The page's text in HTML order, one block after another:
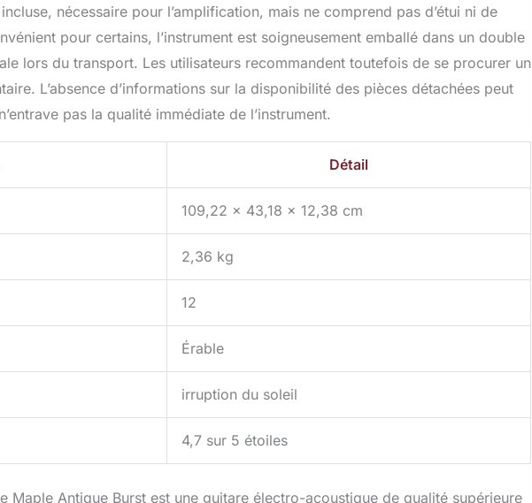
nécessaire pour l’amplification, mais ne comprend pas d’étui ni de
pour certains, l’instrument est soigneusement emballé dans un double
lors du transport. Les utilisateurs recommandent toutefois de se procurer un
L’absence d’informations sur la disponibilité des pièces détachées peut
pas la qualité immédiate de l’instrument.
Détail
109,22 x 43,18 x 12,38 cm
2,36 kg
12
Érable
irruption du soleil
4,7 sur 5 étoiles
Maple Antique Burst est une guitare électro-acoustique de qualité supérieure